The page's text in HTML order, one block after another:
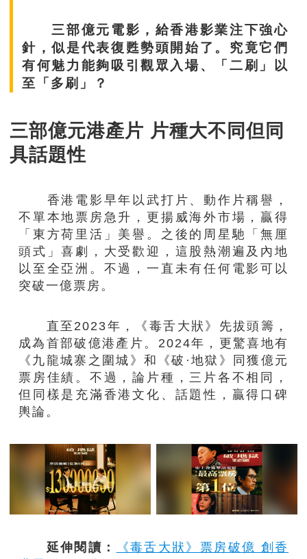
三部億元電影，給香港影業注下強心
針，似是代表復甦勢頭開始了。究竟它們
有何魅力能夠吸引觀眾入場、「二刷」以
至「多刷」？
三部億元港產片 片種大不同但同
具話題性
香港電影早年以武打片、動作片稱譽，
不單本地票房急升，更揚威海外市場，贏得
「東方荷里活」美譽。之後的周星馳「無厘
頭式」喜劇，大受歡迎，這股熱潮遍及內地
以至全亞洲。不過，一直未有任何電影可以
突破一億票房。
直至2023年，《毒舌大狀》先拔頭籌，
成為首部破億港產片。2024年，更驚喜地有
《九龍城寨之圍城》和《破·地獄》同獲億元
票房佳績。不過，論片種，三片各不相同，
但同樣是充滿香港文化、話題性，贏得口碑
輿論。
延伸閱讀：
《毒舌大狀》票房破億 創香